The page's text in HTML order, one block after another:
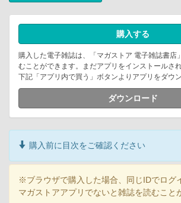
購入する
購入した電子雑誌は、「マガストア 電子雑誌書店
むことができます。まだアプリをインストールさ
下記「アプリ内で買う」ボタンよりアプリをダウ
ダウンロード
購入前に目次をご確認ください
※ブラウザで購入した場合、同じIDでログ
マガストアアプリでないと雑誌を読むこと